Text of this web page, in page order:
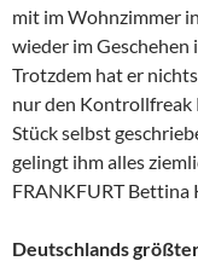
mit im Wohnzimmer
wieder im
Trotzdem hat er
nur den Kontrollfreak
Stück selbst
gelingt ihm alles
FRANKFURT Bettina
Deutschlands